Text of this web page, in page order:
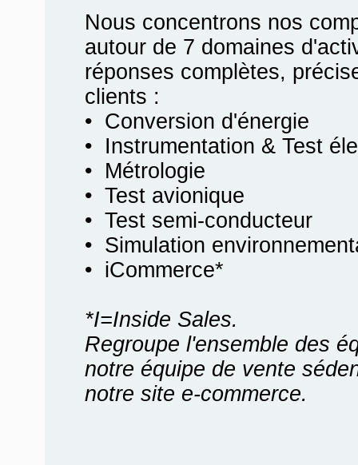
Nous concentrons nos
autour de 7 domaines
réponses complètes,
clients :
• Conversion d'énergie
• Instrumentation & Test
• Métrologie
• Test avionique
• Test semi-conducteur
• Simulation
• iCommerce*
*I=Inside Sales.
Regroupe l'ensemble des
notre équipe de vente
notre site e-commerce.